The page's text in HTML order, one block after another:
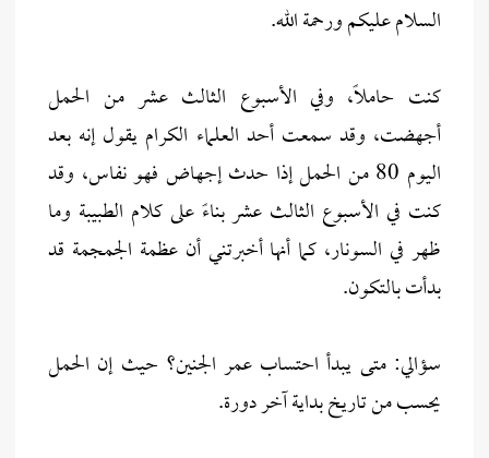
السلام عليكم ورحمة الله.
كنت حاملاً، وفي الأسبوع الثالث عشر من الحمل
أجهضت، وقد سمعت أحد العلماء الكرام يقول إنه بعد
اليوم 80 من الحمل إذا حدث إجهاض فهو نفاس، وقد
كنت في الأسبوع الثالث عشر بناءً على كلام الطبيبة وما
ظهر في السونار، كما أنها أخبرتني أن عظمة الجمجمة قد
بدأت بالتكون.
سؤالي: متى يبدأ احتساب عمر الجنين؟ حيث إن الحمل
يحسب من تاريخ بداية آخر دورة.